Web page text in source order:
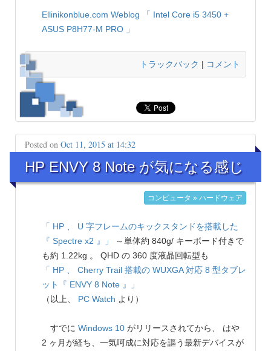
Ellinikonblue.com Weblog
「 Intel Core i5 3450 +
ASUS P8H77-M PRO 」
トラックバック | コメント
Posted on Oct 11, 2015 at 14:32
HP ENVY 8 Note が気になる感じ
コンピュータ » ハードウェア
「 HP 、 U 字フレームのキックスタンドを搭載した
『 Spectre x2 』」
～単体約 840g/ キーボード付きで
も約 1.22kg 。 QHD の 360 度液晶回転型も
「 HP 、 Cherry Trail 搭載の WUXGA 対応 8 型タブレ
ット『 ENVY 8 Note 』」
（以上、 PC Watch より）
すでに Windows 10 がリリースされてから、 はや
2 ヶ月が経ち、一気呵成に対応を謳う最新デバイスが